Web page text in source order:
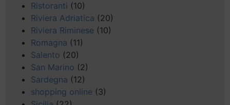
Ristoranti (10)
Riviera Adriatica (20)
Riviera Riminese (10)
Romagna (11)
Salento (20)
San Marino (2)
Sardegna (12)
shopping online (3)